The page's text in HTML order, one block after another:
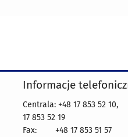
Informacje
Centrala: +48 17 853 52 10,
17 853 52 19
Fax:
+48 17 853 51 57